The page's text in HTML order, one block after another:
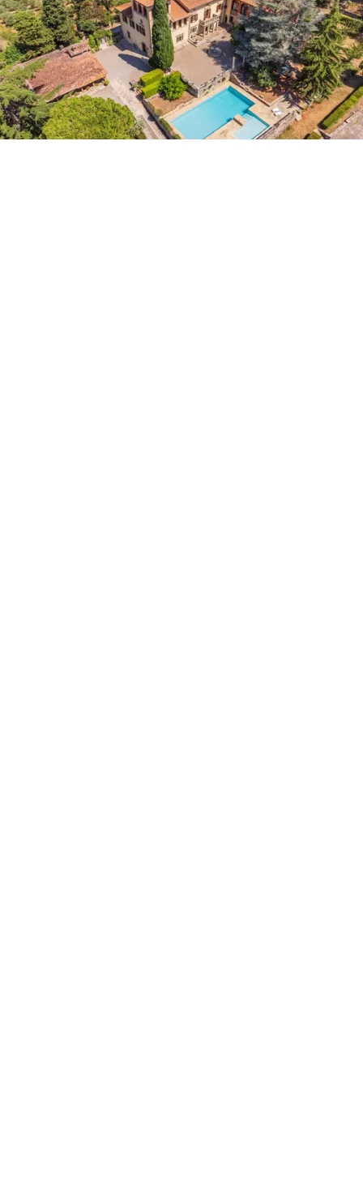
莊園的歷史中心是一座面積超過 1,500 平方米的中
世紀小村莊。在這裡，建築物聚集在一個帶噴泉
的中心廣場周圍，內部提供各種空間，包括辦公
室、一個 671 平方米的酒窖和一個進行農業和葡
萄酒生產的 162 平方米的榨油廠 。